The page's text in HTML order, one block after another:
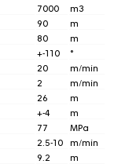
7000
m3
90
m
80
m
+-110
°
20
m/min
2
m/min
26
m
+-4
m
77
MPa
2.5-10
m/min
9.2
m